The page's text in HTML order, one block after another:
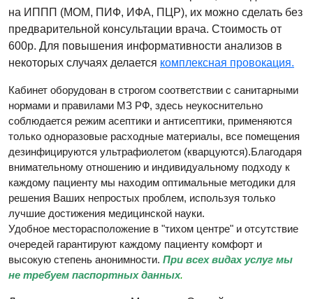
на ИППП (МОМ, ПИФ, ИФА, ПЦР), их можно сделать без
предварительной консультации врача. Стоимость от
600р. Для повышения информативности анализов в
некоторых случаях делается комплексная провокация.
Кабинет оборудован в строгом соответствии с санитарными
нормами и правилами МЗ РФ, здесь неукоснительно
соблюдается режим асептики и антисептики, применяются
только одноразовые расходные материалы, все помещения
дезинфицируются ультрафиолетом (кварцуются).Благодаря
внимательному отношению и индивидуальному подходу к
каждому пациенту мы находим оптимальные методики для
решения Ваших непростых проблем, используя только
лучшие достижения медицинской науки.
Удобное месторасположение в "тихом центре" и отсутствие
очередей гарантируют каждому пациенту комфорт и
высокую степень анонимности. При всех видах услуг мы
не требуем паспортных данных.